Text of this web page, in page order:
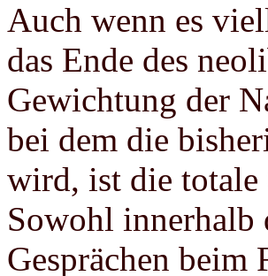
Auch wenn es
das Ende des
Gewichtung der
bei dem die
wird, ist die totale
Sowohl innerhalb
Gesprächen beim